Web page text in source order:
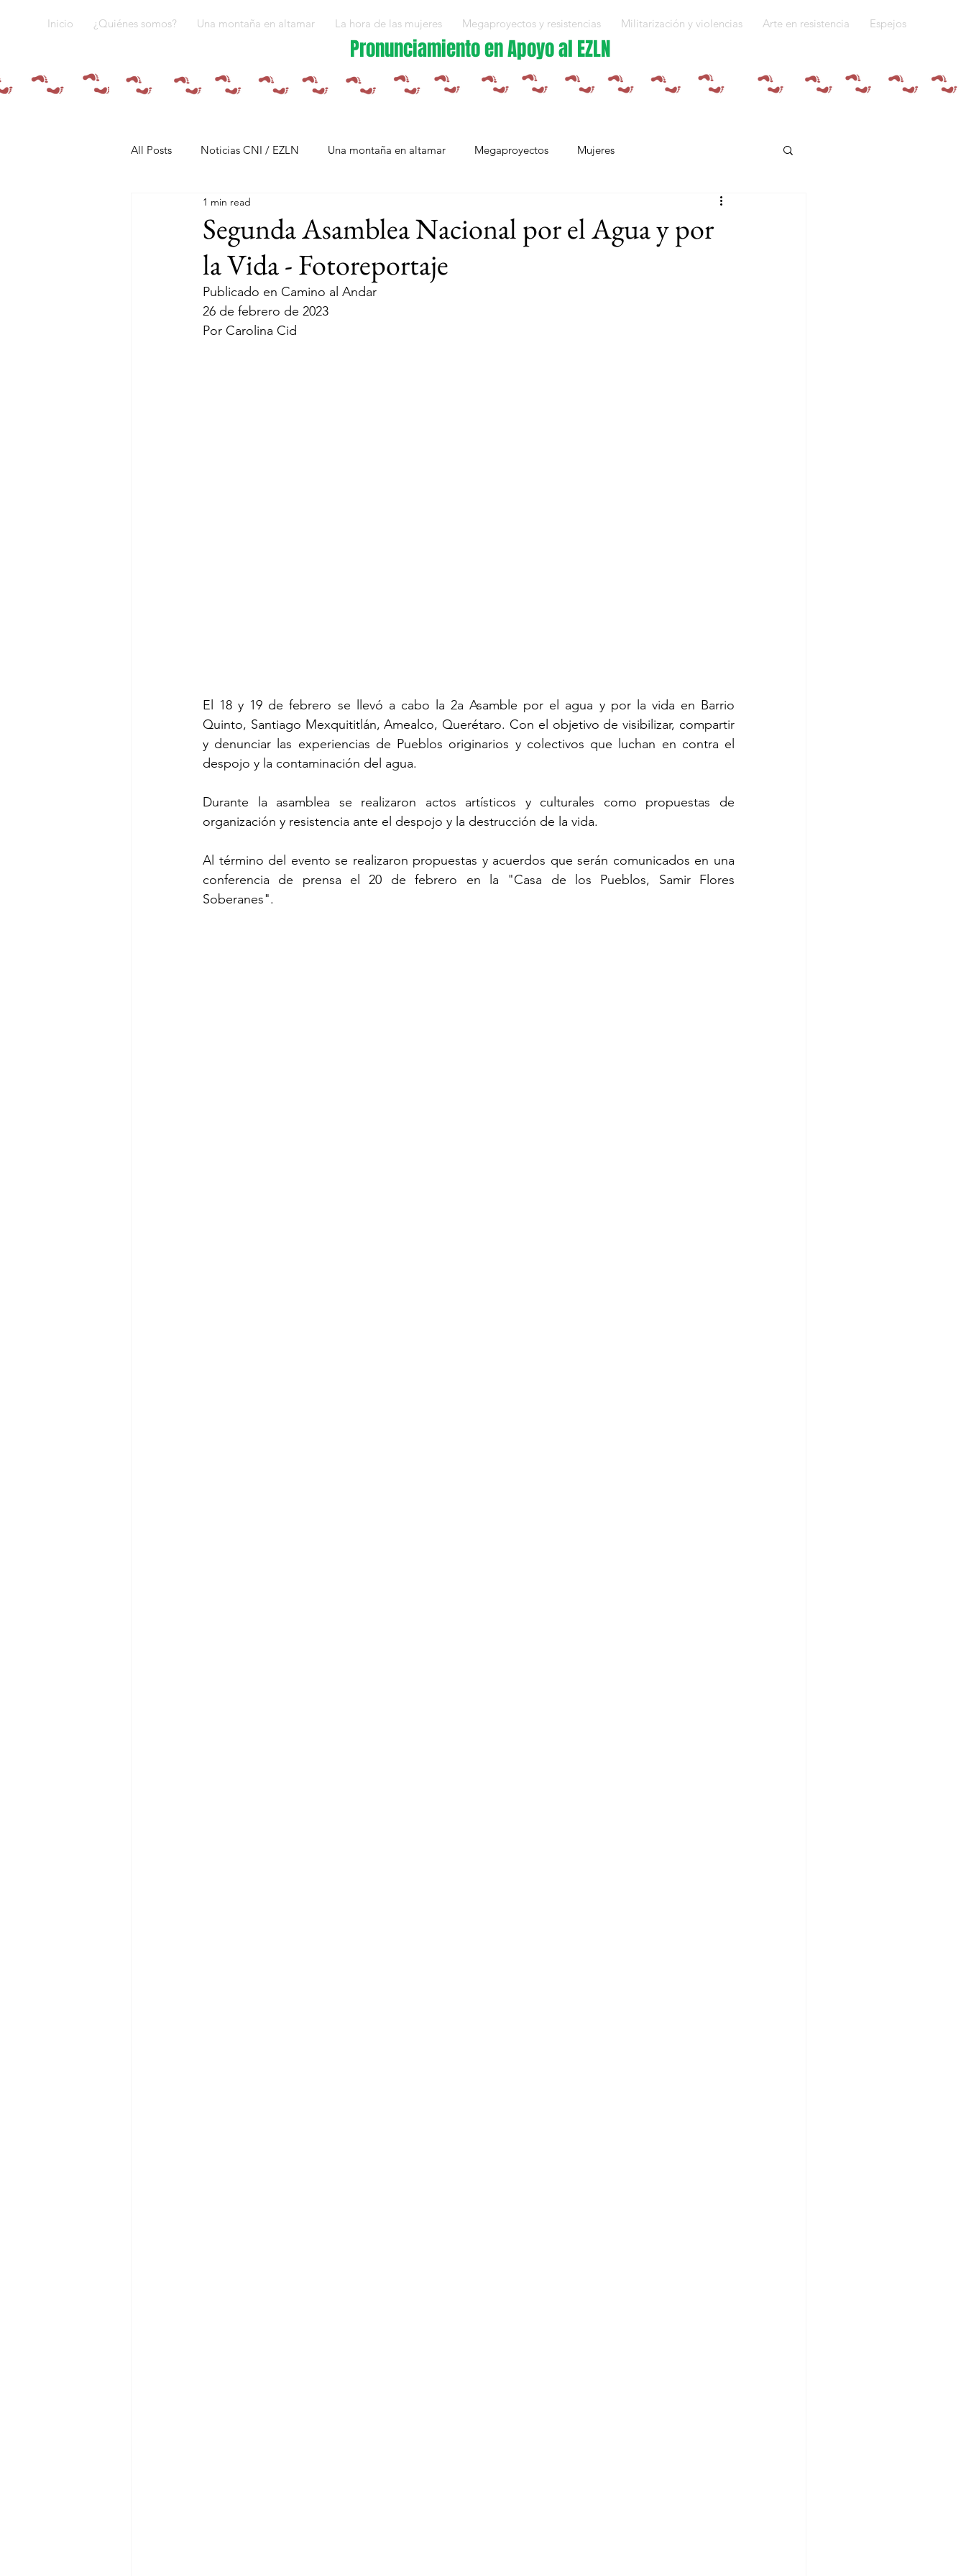
Inicio ¿Quiénes somos? Una montaña en altamar La hora de las mujeres Megaproyectos y resistencias Militarización y violencias Arte en resistencia Espejos
Pronunciamiento en Apoyo al EZLN
All Posts Noticias CNI / EZLN Una montaña en altamar Megaproyectos Mujeres
Pandemia y pueblos indígenas Quiénes somos
Resistencias Tren Maya Plan Integral Morelos
Segunda Asamblea Nacional por el Agua y por
la Vida - Fotoreportaje
1 min read
Publicado en Camino al Andar
26 de febrero de 2023
Por Carolina Cid
El 18 y 19 de febrero se llevó a cabo la 2a Asamble por el agua y por la vida en Barrio
Quinto, Santiago Mexquititlán, Amealco, Querétaro. Con el objetivo de visibilizar, compartir
y denunciar las experiencias de Pueblos originarios y colectivos que luchan en contra el
despojo y la contaminación del agua.
Durante la asamblea se realizaron actos artísticos y culturales como propuestas de
organización y resistencia ante el despojo y la destrucción de la vida.
Al término del evento se realizaron propuestas y acuerdos que serán comunicados en una
conferencia de prensa el 20 de febrero en la "Casa de los Pueblos, Samir Flores
Soberanes".